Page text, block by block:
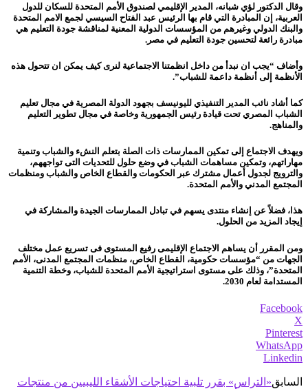
وقال الدكتور لؤي شبانه، المدير الإقليمي لصندوق الأمم المتحدة للسكان للدول
العربية، إن المبادرة التي قام بها الرئيس عبد الفتاح السيسي لجمع الامم المتحدة
والبنك الدولي وغيرهم من المؤسسات الدولية المعنية لمناقشة جودة التعليم هي
مبادرة رائعة لتحسين جودة التعليم في مصر.
وأضاف “يجب ان نبدأ من داخل انظمتنا اﻻجتماعية لنرى كيف يمكن ان تتحول هذه
الأنظمة إلى أنظمة داعمة للشباب”.
كما أشاد نائب المدير التنفيذي لليونيسف بجهود الدولة المصرية في مجال تعليم
الشباب المصري تحت قيادة رئيس الجمهورية وخاصة في مجال تطوير التعليم
والمناهج.
ويهدف الاجتماع إلى تمكين الممارسات ذات الصلة بتعلم النشء والشباب وتنمية
مهاراتهم، وتمكين مساهمات الشباب في وضع حلول للتحديات التى تواجههم،
والترويج لجدول أعمال مشترك عبر الحكومات والقطاع الخاص والشباب ومنظمات
المجتمع المدني والأمم المتحدة.
هذا، فضلاً عن إنشاء منتدى يسهم في تبادل الممارسات الجيدة والمشاركة في
إيجاد المزيد من الحلول.
ومن المقرر أن يساهم الاجتماع الإقليمى رفيع المستوى فى تسريع عمل مختلف
الجهات من “مؤسسات حكومية، القطاع الخاص، منظمات المجتمع المدنى، الأمم
المتحدة”، وذلك على مستوى استراتيجية الأمم المتحدة للشباب، وخطة التنمية
المستدامة لعام 2030.
Facebook
X
Pinterest
WhatsApp
Linkedin
السابق«التراس» بقرر تلبية احتياجات الأشقاء الليبيين من منتجات